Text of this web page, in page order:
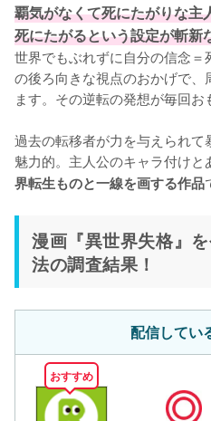
覇気がなくて死にたがりな主
死にたがるという設定が斬新
世界でもぶれずに自分の信念
の後ろ向きな視点のおかげで
ます。その逆転の発想が毎回お
過去の転移者が力を与えられ
魅力的。主人公のキャラ付けと
界転生ものと一線を画する作品
漫画『異世界失格』
法の調査結果！
配信してい
おすすめ